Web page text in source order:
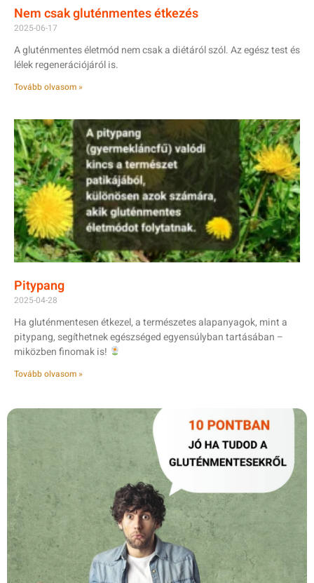
Nem csak gluténmentes étkezés
2025-06-17
A gluténmentes életmód nem csak a diétáról szól. Az egész test és
lélek regenerációjáról is.
Tovább olvasom »
Pitypang
2025-04-28
Ha gluténmentesen étkezel, a természetes alapanyagok, mint a
pitypang, segíthetnek egészséged egyensúlyban tartásában –
miközben finomak is!
Tovább olvasom »